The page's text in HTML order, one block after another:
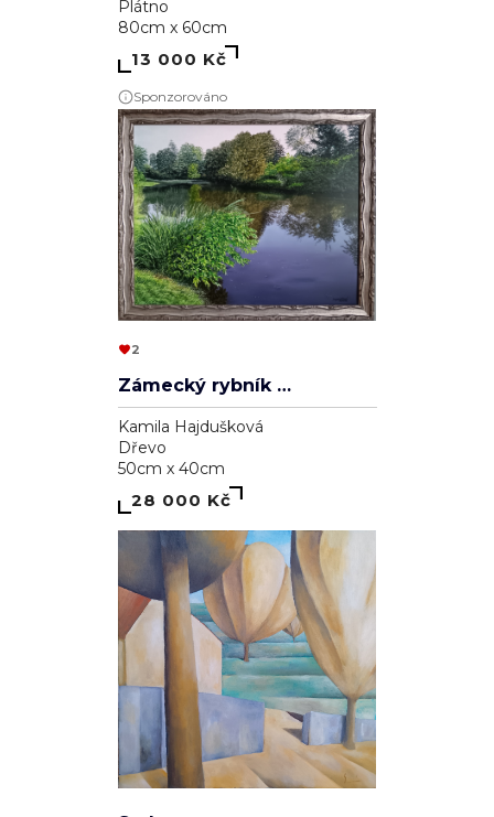
Plátno
80cm x 60cm
13 000 Kč
Sponzorováno
2
Zámecký rybník v Lednici
Kamila Hajdušková
Dřevo
50cm x 40cm
28 000 Kč